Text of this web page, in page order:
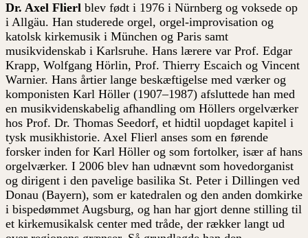
Dr. Axel Flierl blev født i 1976 i Nürnberg og voksede op
i Allgäu. Han studerede orgel, orgel-improvisation og
katolsk kirkemusik i München og Paris samt
musikvidenskab i Karlsruhe. Hans lærere var Prof. Edgar
Krapp, Wolfgang Hörlin, Prof. Thierry Escaich og Vincent
Warnier. Hans årtier lange beskæftigelse med værker og
komponisten Karl Höller (1907–1987) afsluttede han med
en musikvidenskabelig afhandling om Höllers orgelværker
hos Prof. Dr. Thomas Seedorf, et hidtil uopdaget kapitel i
tysk musikhistorie. Axel Flierl anses som en førende
forsker inden for Karl Höller og som fortolker, især af hans
orgelværker. I 2006 blev han udnævnt som hovedorganist
og dirigent i den pavelige basilika St. Peter i Dillingen ved
Donau (Bayern), som er katedralen og den anden domkirke
i bispedømmet Augsburg, og han har gjort denne stilling til
et kirkemusikalsk center med tråde, der rækker langt ud